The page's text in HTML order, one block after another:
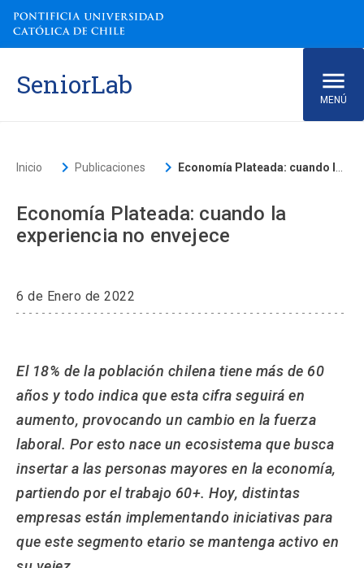
SeniorLab MENÚ
Ir al Sitio de la UC launch Biblioteca launch
Donaciones launch Mi Portal UC launch Correo
Conócenos
Iniciativas
Empresas con Experiencia
Contacto
Inicio keyboard_arrow_right Publicaciones keyboard_arrow_right
Economía Plateada: cuando la
experiencia no envejece
6 de Enero de 2022
El 18% de la población chilena tiene más de 60
años y todo indica que esta cifra seguirá en
aumento, provocando un cambio en la fuerza
laboral. Por esto nace un ecosistema que busca
insertar a las personas mayores en la economía,
partiendo por el trabajo 60+. Hoy, distintas
empresas están implementando iniciativas para
que este segmento etario se mantenga activo en